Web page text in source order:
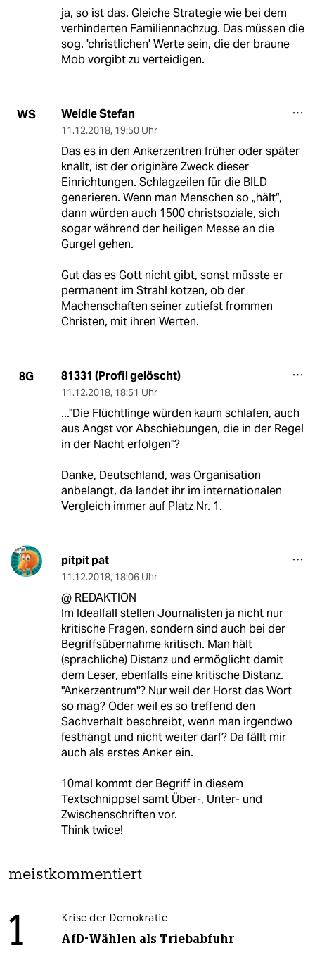
ja, so ist das. Gleiche Strategie wie bei dem
verhinderten Familiennachzug. Das müssen die
sog. 'christlichen' Werte sein, die der braune
Mob vorgibt zu verteidigen.
WS Weidle Stefan
11.12.2018, 19:50 Uhr
Das es in den Ankerzentren früher oder später
knallt, ist der originäre Zweck dieser
Einrichtungen. Schlagzeilen für die BILD
generieren. Wenn man Menschen so „hält“,
dann würden auch 1500 christsoziale, sich
sogar während der heiligen Messe an die
Gurgel gehen.
Gut das es Gott nicht gibt, sonst müsste er
permanent im Strahl kotzen, ob der
Machenschaften seiner zutiefst frommen
Christen, mit ihren Werten.
8G 81331 (Profil gelöscht)
11.12.2018, 18:51 Uhr
..."Die Flüchtlinge würden kaum schlafen, auch
aus Angst vor Abschiebungen, die in der Regel
in der Nacht erfolgen"?
Danke, Deutschland, was Organisation
anbelangt, da landet ihr im internationalen
Vergleich immer auf Platz Nr. 1.
pitpit pat
11.12.2018, 18:06 Uhr
@ REDAKTION
Im Idealfall stellen Journalisten ja nicht nur
kritische Fragen, sondern sind auch bei der
Begriffsübernahme kritisch. Man hält
(sprachliche) Distanz und ermöglicht damit
dem Leser, ebenfalls eine kritische Distanz.
"Ankerzentrum"? Nur weil der Horst das Wort
so mag? Oder weil es so treffend den
Sachverhalt beschreibt, wenn man irgendwo
festhängt und nicht weiter darf? Da fällt mir
auch als erstes Anker ein.
10mal kommt der Begriff in diesem
Textschnippsel samt Über-, Unter- und
Zwischenschriften vor.
Think twice!
meistkommentiert
1 Krise der Demokratie
AfD-Wählen als Triebabfuhr